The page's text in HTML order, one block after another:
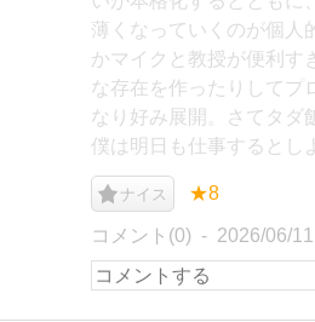
薄くなっていくのが個人
かマイクと教授が便利す
な存在を作ったりしてプ
なり好み展開。さてタダ
僕は明日も仕事するとし
ナイス ★8
コメント(0) 2026/06/11